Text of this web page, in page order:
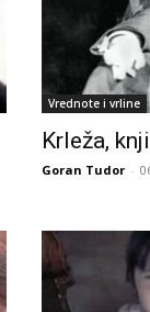
Vrednote i vrline
Krleža,
Goran Tudor -